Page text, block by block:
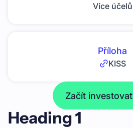
Více účelů
Příloha
KISS
Začít investovat
Heading 1